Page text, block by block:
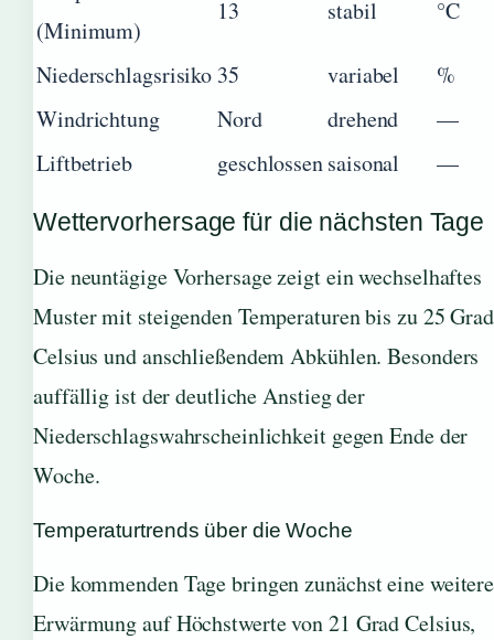
(Minimum)
13 stabil °C
Niederschlagsrisiko 35 variabel
%
Windrichtung
Nord drehend
—
Liftbetrieb
geschlossensaisonal —
Wettervorhersage für die nächsten Tage
Die neuntägige Vorhersage zeigt ein wechselhaftes
Muster mit steigenden Temperaturen bis zu 25 Grad
Celsius und anschließendem Abkühlen. Besonders
auffällig ist der deutliche Anstieg der
Niederschlagswahrscheinlichkeit gegen Ende der
Woche.
Temperaturtrends über die Woche
Die kommenden Tage bringen zunächst eine weitere
Erwärmung auf Höchstwerte von 21 Grad Celsius,